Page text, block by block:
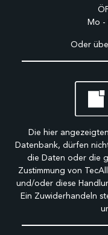
Mo -
Oder
Die hier
Datenbank, dürfen
die Daten oder die
Zustimmung von
und/oder diese
Ein Zuwiderhandeln